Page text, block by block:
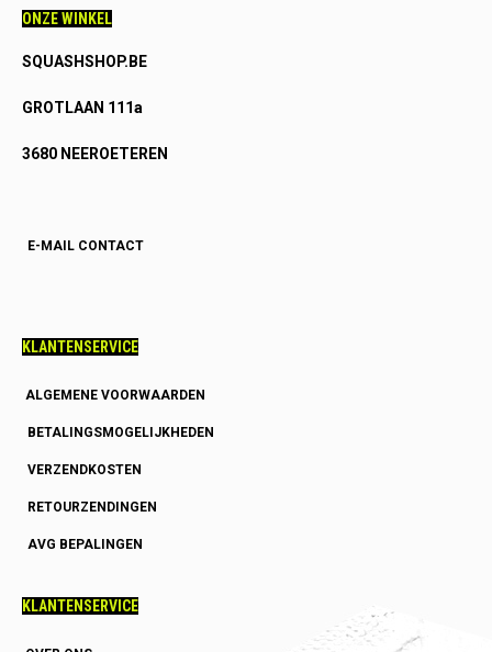
ONZE WINKEL
SQUASHSHOP.BE
GROTLAAN 111a
3680 NEEROETEREN
E-MAIL CONTACT
KLANTENSERVICE
ALGEMENE VOORWAARDEN
BETALINGSMOGELIJKHEDEN
VERZENDKOSTEN
RETOURZENDINGEN
AVG BEPALINGEN
KLANTENSERVICE